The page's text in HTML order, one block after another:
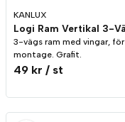
KANLUX
3-vägs ram med vingar, för
montage. Grafit.
49 kr / st